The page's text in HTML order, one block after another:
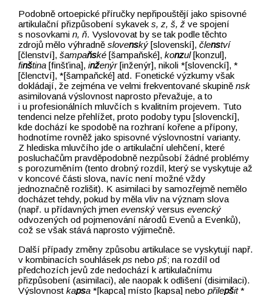
Podobně ortoepické příručky nepřipouštějí jako spisovné
artikulační přizpůsobení sykaveks, z, š, ž ve spojení
s nosovkamin, ň. Vyslovovat by se tak podle těchto
zdrojů mělo výhradněslovenský[slovenskí],členství
[členství],šampaňské [šampaňské],konzul[konzul],
finština [finšťina],inženýr[inženýr], nikoli *[slovenckí], *
[členctví], *[šampaňcké] atd. Fonetické výzkumy však
dokládají, že zejména ve velmi frekventované skupiněnsk
asimilovaná výslovnost naprosto převažuje, a to
i u profesionálních mluvčích s kvalitním projevem. Tuto
tendenci nelze přehlížet, proto podoby typu [slovenckí],
kde dochází ke spodobě na rozhraní kořene a přípony,
hodnotíme rovněž jako spisovné výslovnostní varianty.
Z hlediska mluvčího jde o artikulační ulehčení, které
posluchačům pravděpodobně nezpůsobí žádné problémy
s porozuměním (tento drobný rozdíl, který se vyskytuje až
v koncové části slova, navíc není možné vždy
jednoznačně rozlišit). K asimilaci by samozřejmě nemělo
docházet tehdy, pokud by měla vliv na význam slova
(např. u přídavných jmenevenskýversusevencký
odvozených od pojmenování národů Evenů a Evenků),
což se však stává naprosto výjimečně.
Další případy změny způsobu artikulace se vyskytují např.
v kombinacích souhlásekps nebopš; na rozdíl od
předchozích jevů zde nedochází k artikulačnímu
přizpůsobení (asimilaci), ale naopak k odlišení (disimilaci).
Výslovnostkapsa *[kapca] místo [kapsa] nebopřilepšit*